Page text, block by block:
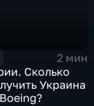
2 мин
Сколько
Украина